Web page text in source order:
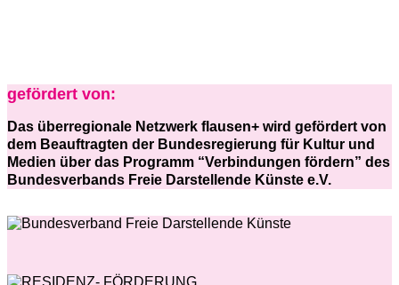
gefördert von:
Das überregionale Netzwerk flausen+ wird gefördert von
dem Beauftragten der Bundesregierung für Kultur und
Medien über das Programm “Verbindungen fördern” des
Bundesverbands Freie Darstellende Künste e.V.